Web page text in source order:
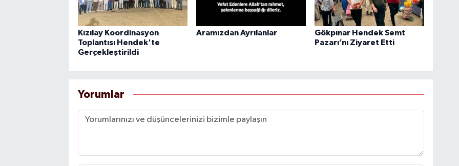
Kızılay Koordinasyon
Toplantısı Hendek'te
Gerçekleştirildi
Aramızdan Ayrılanlar
Gökpınar Hendek Semt
Pazarı’nı Ziyaret Etti
Yorumlar